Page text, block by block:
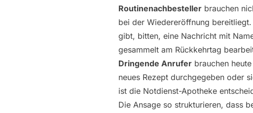
Routinenachbesteller brauchen
bei der Wiedereröffnung
gibt, bitten, eine Nachricht mit
gesammelt am Rückkehrtag
Dringende Anrufer brauchen
neues Rezept durchgegeben oder
ist die Notdienst-Apotheke
Die Ansage so strukturieren, dass